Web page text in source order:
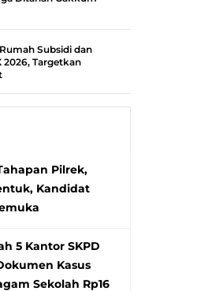
Subsidi dan
2026, Targetkan
Pilrek,
Kandidat
5 Kantor SKPD
Kasus
Sekolah Rp16